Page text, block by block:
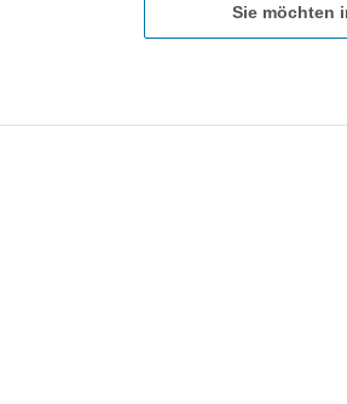
Sie möchten